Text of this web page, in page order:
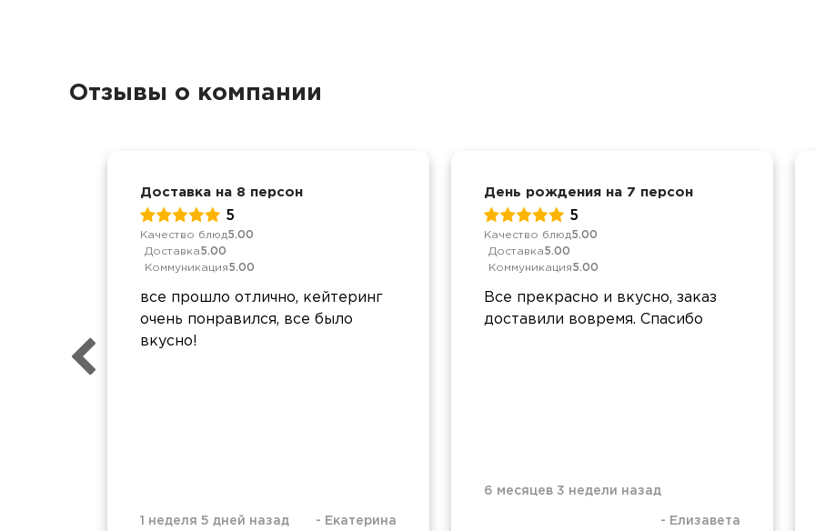
Отзывы о компании
Доставка на 8 персон
5
Качество блюд5.00
Доставка5.00
Коммуникация5.00
все прошло отлично, кейтеринг
очень понравился, все было
вкусно!
1 неделя 5 дней назад - Екатерина
День рождения на 7 персон
5
Качество блюд5.00
Доставка5.00
Коммуникация5.00
Все прекрасно и вкусно, заказ
доставили вовремя. Спасибо
6 месяцев 3 недели назад
- Елизавета